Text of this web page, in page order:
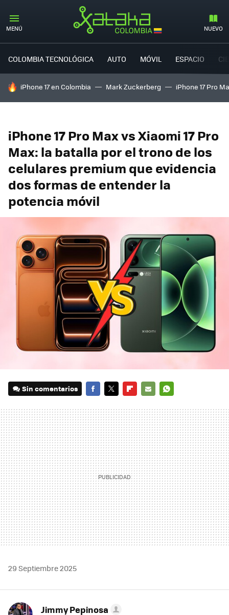
MENÚ NUEVO
COLOMBIA TECNOLÓGICA AUTO MÓVIL ESPACIO
HOY SE HABLA DE
iPhone 17 en Colombia Mark Zuckerberg iPhone 17 Pro
iPhone 17 Pro Max vs Xiaomi 17 Pro
Max: la batalla por el trono de los
celulares premium que evidencia
dos formas de entender la
potencia móvil
Sin comentarios
MAIL
29 Septiembre 2025
Jimmy Pepinosa